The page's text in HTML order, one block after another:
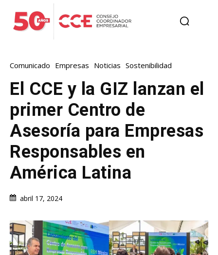
Comunicado Empresas Noticias Sostenibilidad
El CCE y la GIZ lanzan el
primer Centro de
Asesoría para Empresas
Responsables en
América Latina
abril 17, 2024